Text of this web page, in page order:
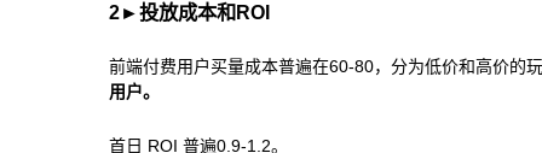
2►投放成本和ROI
前端付费用户买量成本普遍在60-80，分为低价和高价的
用户。
首日 ROI 普遍0.9-1.2。